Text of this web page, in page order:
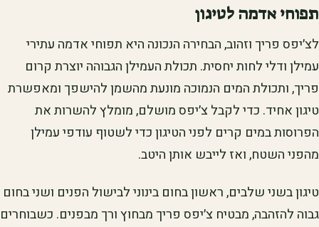
תפוחי אדמה לטיגון
לצ׳יפס פריך וזהוב, הבחירה הנכונה היא תפוחי אדמה עתירי
עמילן ודלי לחות יחסית. תכולת העמילן הגבוהה יוצרת קרום
פריך, ותכולת המים הנמוכה מונעת מהשמן להישפך ומאפשרת
טיגון אחיד. כדי לקבל צ׳יפס מושלם, מומלץ להשרות את
הפרוסות במים קרים לפני הטיגון כדי לשטוף עודפי עמילן
מהפני השטח, ואז לייבש אותן היטב.
טיגון בשני שלבים, ראשון בחום בינוני לבישול הפנים ושני בחום
גבוה להזהבה, מבטיח צ׳יפס פריך מבחוץ ורך מבפנים. כשבוחרים